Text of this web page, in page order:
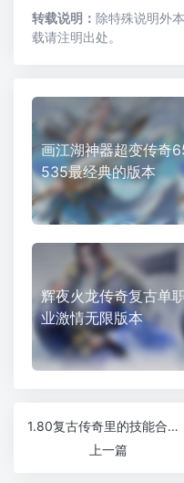
转载说明： 除特殊说明外
载请注明出处。
画江湖神器超变传奇
535最经典的版本
辉夜火龙传奇复古单
业激情无限版本
1.80复古传奇里的技能合击好用吗
上一篇